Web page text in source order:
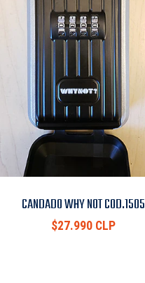
CANDADO WHY NOT COD.1505
$27.990 CLP